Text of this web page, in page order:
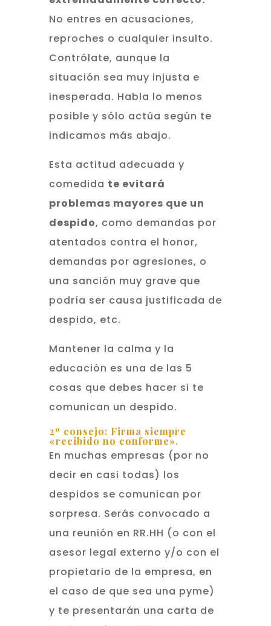
No entres en acusaciones,
reproches o cualquier insulto.
Contrólate, aunque la
situación sea muy injusta e
inesperada. Habla lo menos
posible y sólo actúa según te
indicamos más abajo.
Esta actitud adecuada y
comedida te evitará
problemas mayores que un
despido, como demandas por
atentados contra el honor,
demandas por agresiones, o
una sanción muy grave que
podría ser causa justificada de
despido, etc.
Mantener la calma y la
educación es una de las 5
cosas que debes hacer si te
comunican un despido.
2º consejo: Firma siempre
«recibido no conforme».
En muchas empresas (por no
decir en casi todas) los
despidos se comunican por
sorpresa. Serás convocado a
una reunión en RR.HH (o con el
asesor legal externo y/o con el
propietario de la empresa, en
el caso de que sea una pyme)
y te presentarán una carta de